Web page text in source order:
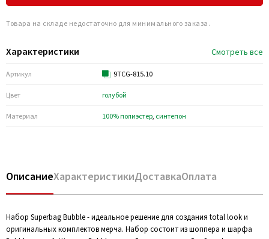
Характеристики Смотреть все
Артикул 9TCG-815.10
Цвет голубой
Материал 100% полиэстер, синтепон
Товара на складе недостаточно для минимального заказа.
ОписаниеХарактеристикиДоставкаОплата
Набор Superbag Bubble - идеальное решение для создания total look и
оригинальных комплектов мерча. Набор состоит из шоппера и шарфа